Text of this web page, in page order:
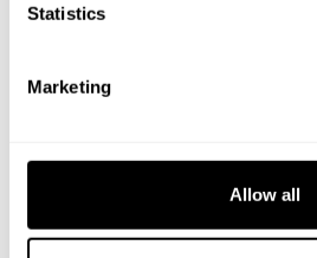
Statistics
Marketing
Allow all